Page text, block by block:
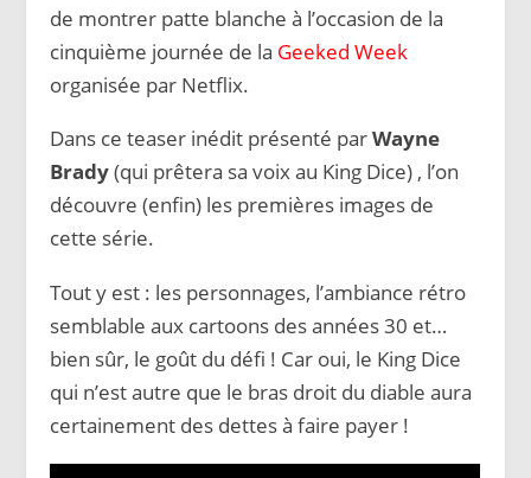
de montrer patte blanche à l’occasion de la
cinquième journée de la Geeked Week
organisée par Netflix.
Dans ce teaser inédit présenté parWayne
Brady(qui prêtera sa voix au King Dice) , l’on
découvre (enfin) les premières images de
cette série.
Tout y est : les personnages, l’ambiance rétro
semblable aux cartoons des années 30 et…
bien sûr, le goût du défi ! Car oui, le King Dice
qui n’est autre que le bras droit du diable aura
certainement des dettes à faire payer !